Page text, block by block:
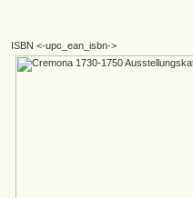
ISBN <-upc_ean_isbn->